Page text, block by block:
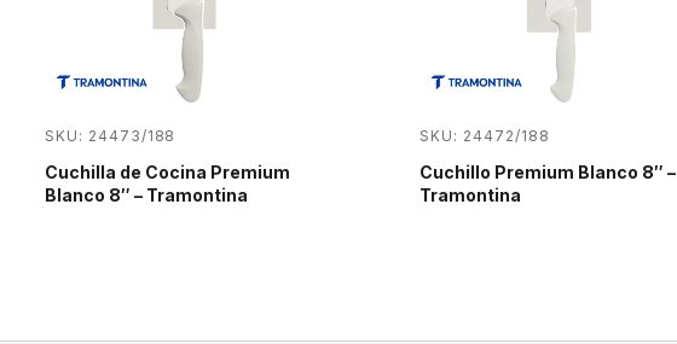
SKU: 24473/188
Cuchilla de Cocina Premium
Blanco 8″ – Tramontina
SKU: 24472/188
Cuchillo Premium Blanco 8″ –
Tramontina